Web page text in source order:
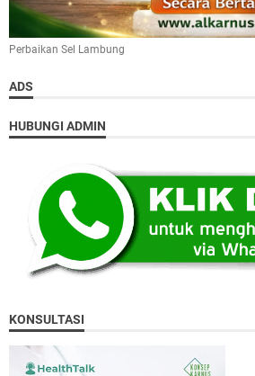
Perbaikan Sel Lambung
ADS
HUBUNGI ADMIN
KONSULTASI